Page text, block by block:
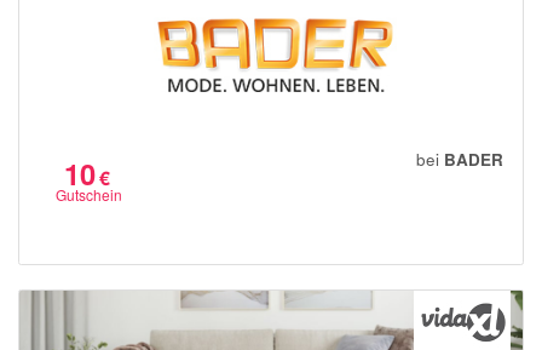
10€
Gutschein
bei BADER